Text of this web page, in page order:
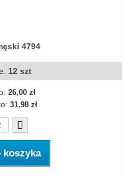
4794
12 szt
26,00 zł
31,98 zł
koszyka